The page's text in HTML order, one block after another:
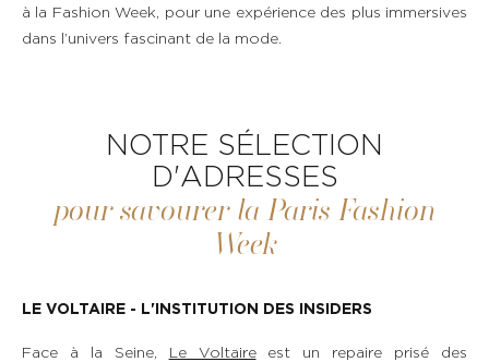
à la Fashion Week, pour une expérience des plus immersives
dans l’univers fascinant de la mode.
NOTRE SÉLECTION
D'ADRESSES
pour savourer la Paris Fashion
Week
LE VOLTAIRE - L'INSTITUTION DES INSIDERS
Face à la Seine, Le Voltaireest un repaire prisé des